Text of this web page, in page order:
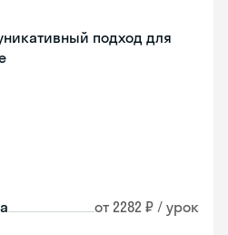
подход для
от 2282 ₽ / урок